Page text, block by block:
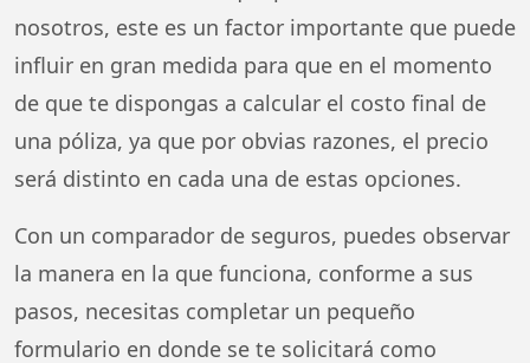
nosotros, este es un factor importante que puede
influir en gran medida para que en el momento
de que te dispongas a calcular el costo final de
una póliza, ya que por obvias razones, el precio
será distinto en cada una de estas opciones.
Con un comparador de seguros, puedes observar
la manera en la que funciona, conforme a sus
pasos, necesitas completar un pequeño
formulario en donde se te solicitará como